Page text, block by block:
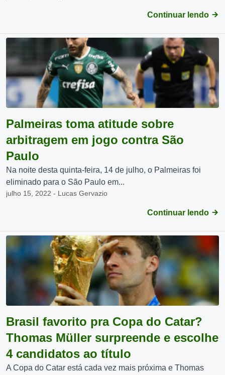
Continuar lendo
Palmeiras toma atitude sobre
arbitragem em jogo contra São
Paulo
Na noite desta quinta-feira, 14 de julho, o Palmeiras foi
eliminado para o São Paulo em...
julho 15, 2022 - Lucas Gervazio
Continuar lendo
Brasil favorito pra Copa do Catar?
Thomas Müller surpreende e escolhe
4 candidatos ao título
A Copa do Catar está cada vez mais próxima e Thomas